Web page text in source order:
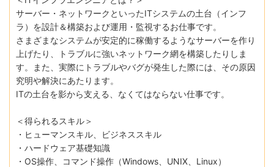
サーバー・ネットワークといったITシステムの土台（インフ
ラ）を設計＆構築および運用・監視するお仕事です。
さまざまなシステムが安定的に稼働するようなサーバーを作り
上げたり、トラブルに強いネットワーク網を構築したりしま
す。また、実際にトラブルやバグが発生した際には、その原因
究明や解決にあたります。
ITの土台を影から支える、なくてはならない仕事です。
＜得られるスキル＞
・ヒューマンスキル、ビジネススキル
・ハードウェア基礎知識
・OS操作、コマンド操作（Windows、UNIX、Linux）